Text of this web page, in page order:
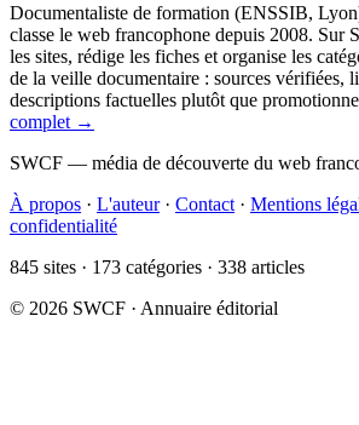
Documentaliste de formation (ENSSIB,
classe le web francophone depuis 2008. Sur
les sites, rédige les fiches et organise les
de la veille documentaire : sources vérifiées,
descriptions factuelles plutôt que
complet →
SWCF — média de découverte du web
À propos · L'auteur · Contact · Mentions
confidentialité
845 sites · 173 catégories · 338 articles
© 2026 SWCF · Annuaire éditorial